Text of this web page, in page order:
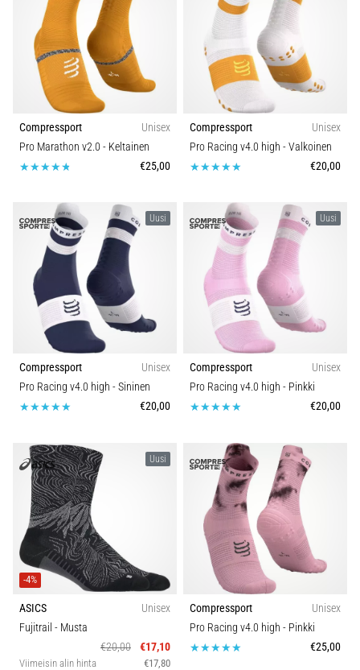
miten
suoritetaan?
Käytännössä
sukkulajuoksu
testaa
nopeutta,
suunnanmuutoksia.
Miten
suoritetaan
oikein,
missä
6. 8. 2026
7 min. luetaan
polvi:
syyt,
hoito
ennaltaehkäisy
Juoksijan
polvi,
eli
iliotibiaalisen
jänteen
(ITBS),
Mallisto
Toiminto
Kestävyys
Vuodenaika
Compressport
Unisex
Pro Marathon v2.0 - Keltainen
€25,00
Compressport
Unisex
Pro Racing v4.0 high - Valkoinen
€20,00
Uusi
Compressport
Unisex
Pro Racing v4.0 high - Sininen
€20,00
Uusi
Compressport
Unisex
Pro Racing v4.0 high - Pinkki
€20,00
Uusi
-4%
ASICS
Unisex
Fujitrail - Musta
€20,00
€17,10
Viimeisin alin hinta €17,80
Compressport
Unisex
Pro Racing v4.0 high - Pinkki
€25,00